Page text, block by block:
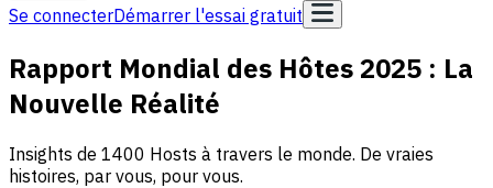
Se connecterDémarrer l'essai gratuit
Rapport Mondial des Hôtes 2025 : La
Nouvelle Réalité
Insights de 1400 Hosts à travers le monde. De vraies
histoires, par vous, pour vous.